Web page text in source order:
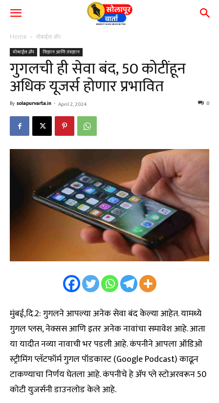
Home मोबाईल ॲप
मोबाईल ॲप विज्ञान आणि तंत्रज्ञान
गुगलची ही सेवा बंद, 50 कोटींहून
अधिक यूजर्स होणार प्रभावित
By solapurvarta.in - April 2, 2024 0
मुंबई,दि.2: गुगलने आपल्या अनेक सेवा बंद केल्या आहेत. यामध्ये
गुगल प्लस, नेक्सस आणि इतर अनेक नावांचा समावेश आहे. आता
या यादीत नव्या नावाची भर पडली आहे. कंपनीने आपला ऑडिओ
स्ट्रीमिंग प्लॅटफॉर्म गुगल पॉडकास्ट (Google Podcast) काढून
टाकण्याचा निर्णय घेतला आहे. कंपनीचे हे ॲप प्ले स्टोअरवरून 50
कोटी युजर्सनी डाउनलोड केले आहे.